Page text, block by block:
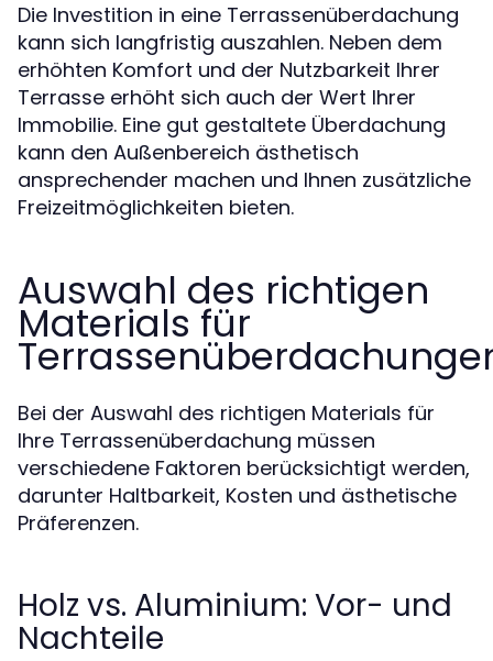
Die Investition in eine Terrassenüberdachung
kann sich langfristig auszahlen. Neben dem
erhöhten Komfort und der Nutzbarkeit Ihrer
Terrasse erhöht sich auch der Wert Ihrer
Immobilie. Eine gut gestaltete Überdachung
kann den Außenbereich ästhetisch
ansprechender machen und Ihnen zusätzliche
Freizeitmöglichkeiten bieten.
Auswahl des richtigen
Materials für
Bei der Auswahl des richtigen Materials für
Ihre Terrassenüberdachung müssen
verschiedene Faktoren berücksichtigt werden,
darunter Haltbarkeit, Kosten und ästhetische
Präferenzen.
Holz vs. Aluminium: Vor- und
Nachteile